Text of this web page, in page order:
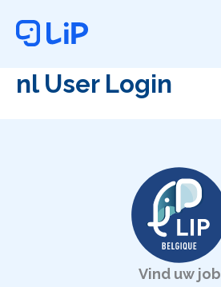
naar
inhoudnl User Login
Vind uw job